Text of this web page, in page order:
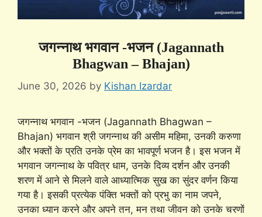
जगन्नाथ भगवान -भजन (Jagannath
Bhagwan – Bhajan)
June 30, 2026 by Kishan Izardar
जगन्नाथ भगवान -भजन (Jagannath Bhagwan –
Bhajan) भगवान श्री जगन्नाथ की असीम महिमा, उनकी करुणा
और भक्तों के प्रति उनके प्रेम का भावपूर्ण भजन है। इस भजन में
भगवान जगन्नाथ के पवित्र धाम, उनके दिव्य दर्शन और उनकी
शरण में आने से मिलने वाले आध्यात्मिक सुख का सुंदर वर्णन किया
गया है। इसकी प्रत्येक पंक्ति भक्तों को प्रभु का नाम जपने,
उनका ध्यान करने और अपने तन, मन तथा जीवन को उनके चरणों